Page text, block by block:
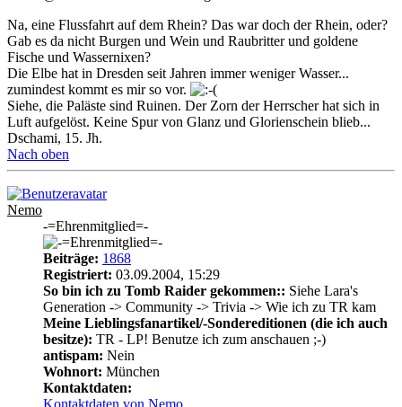
Na, eine Flussfahrt auf dem Rhein? Das war doch der Rhein, oder?
Gab es da nicht Burgen und Wein und Raubritter und goldene
Fische und Wassernixen?
Die Elbe hat in Dresden seit Jahren immer weniger Wasser...
zumindest kommt es mir so vor.
Siehe, die Paläste sind Ruinen. Der Zorn der Herrscher hat sich in
Luft aufgelöst. Keine Spur von Glanz und Glorienschein blieb...
Dschami, 15. Jh.
Nach oben
Nemo
-=Ehrenmitglied=-
Beiträge: 1868
Registriert: 03.09.2004, 15:29
So bin ich zu Tomb Raider gekommen:: Siehe Lara's
Generation -> Community -> Trivia -> Wie ich zu TR kam
Meine Lieblingsfanartikel/-Sondereditionen (die ich auch
besitze): TR - LP! Benutze ich zum anschauen ;-)
antispam: Nein
Wohnort: München
Kontaktdaten: